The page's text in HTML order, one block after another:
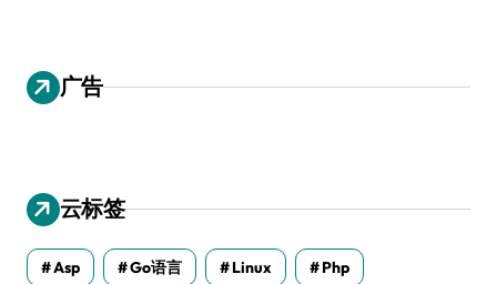
广告
云标签
Asp Go语言 Linux Php